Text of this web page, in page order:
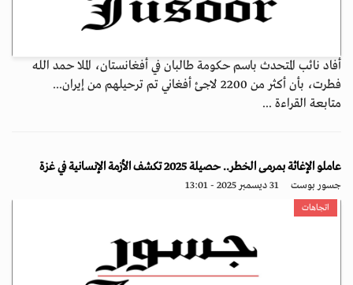
أفاد نائب المتحدث باسم حكومة طالبان في أفغانستان، الملا حمد الله
فطرت، بأن أكثر من 2200 لاجئ أفغاني تم ترحيلهم من إيران...
متابعة القراءة ...
عاملو الإغاثة بمرمى الخطر.. حصيلة 2025 تكشف الأزمة الإنسانية في غزة
جسور بوست 31 ديسمبر 2025 - 13:01
اتجاهات